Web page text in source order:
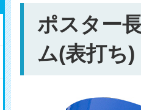
ポスター
ム(表打ち)